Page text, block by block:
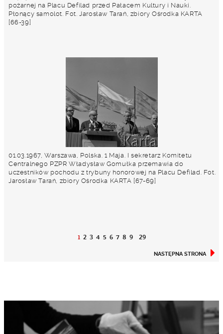
pożarnej na Placu Defilad przed Pałacem Kultury i Nauki.
Płonący samolot. Fot. Jarosław Tarań, zbiory Ośrodka KARTA
[66-39]
01.03.1967, Warszawa, Polska. 1 Maja. I sekretarz Komitetu
Centralnego PZPR Władysław Gomułka przemawia do
uczestników pochodu z trybuny honorowej na Placu Defilad. Fot.
Jarosław Tarań, zbiory Ośrodka KARTA [67-69]
1 2 3 4 5 6 7 8 9
NASTĘPNA STRONA
29